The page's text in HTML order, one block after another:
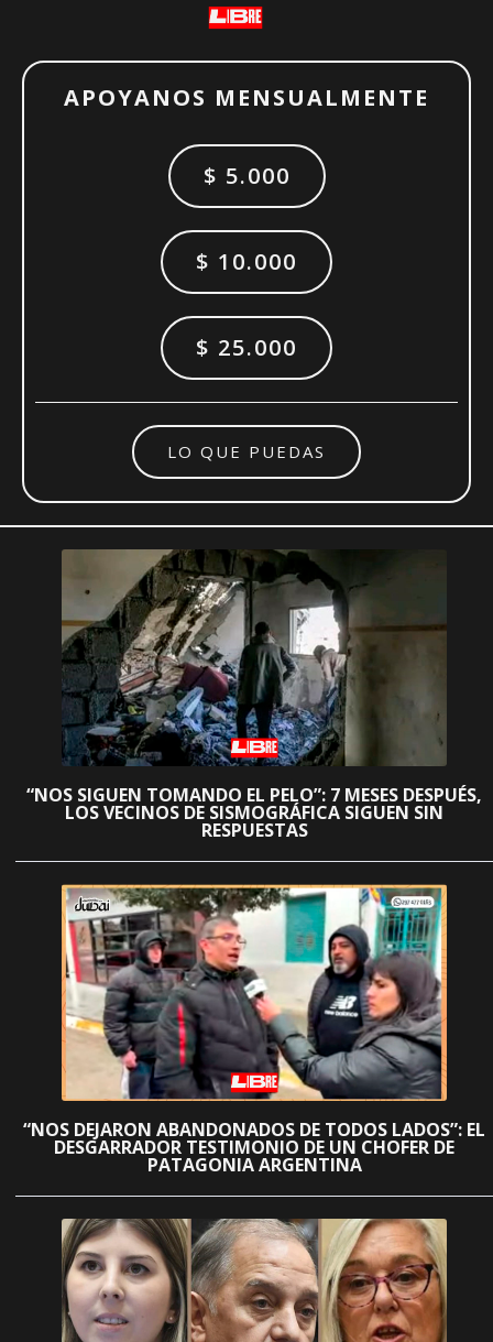
APOYANOS MENSUALMENTE
$ 5.000
$ 10.000
$ 25.000
LO QUE PUEDAS
“NOS SIGUEN TOMANDO EL PELO”: 7 MESES DESPUÉS,
LOS VECINOS DE SISMOGRÁFICA SIGUEN SIN
RESPUESTAS
“NOS DEJARON ABANDONADOS DE TODOS LADOS”: EL
DESGARRADOR TESTIMONIO DE UN CHOFER DE
PATAGONIA ARGENTINA